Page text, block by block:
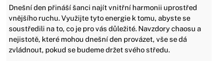
Dnešní den přináší šanci najít vnitřní harmonii uprostřed
vnějšího ruchu. Využijte tyto energie k tomu, abyste se
soustředili na to, co je pro vás důležité. Navzdory chaosu a
nejistotě, které mohou dnešní den provázet, vše se dá
zvládnout, pokud se budeme držet svého středu.